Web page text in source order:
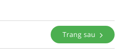
Trang sau